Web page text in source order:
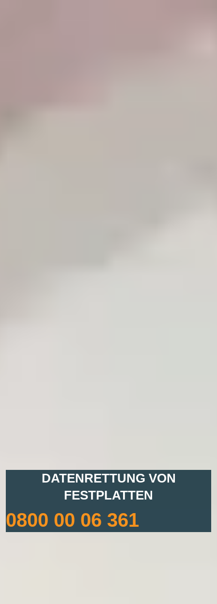
DATENRETTUNG VON
FESTPLATTEN
0800 00 06 361